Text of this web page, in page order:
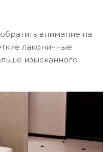
внимание на
лаконичные
изысканного